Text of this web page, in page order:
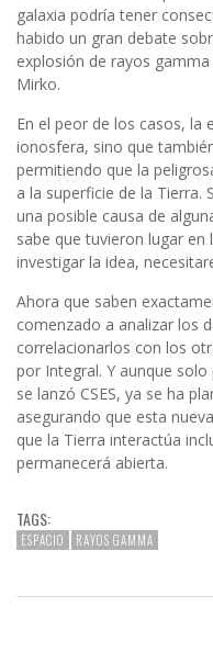
galaxia podría tener
habido un gran debate
explosión de rayos
Mirko.
En el peor de los casos, la
ionosfera, sino que
permitiendo que la
a la superficie de la Tierra.
una posible causa de
sabe que tuvieron lugar en
investigar la idea,
Ahora que saben
comenzado a analizar los
correlacionarlos con los
por Integral. Y aunque
se lanzó CSES, ya se ha
asegurando que esta
que la Tierra interactúa
permanecerá abierta.
TAGS:
ESPACIO RAYOS GAMMA